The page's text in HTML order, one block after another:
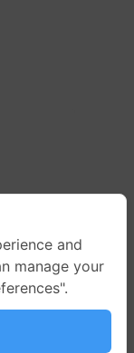
านคร 10330
and
manage your